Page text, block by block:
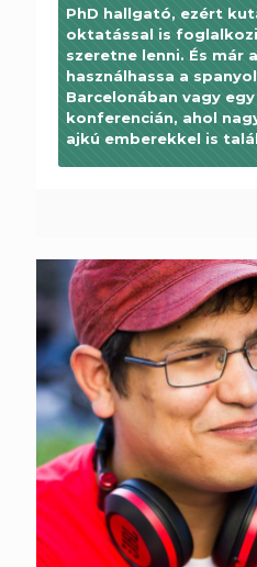
PhD hallgató, ezért
oktatással is
szeretne lenni. És már
használhassa a
Barcelonában vagy
konferencián, ahol
ajkú emberekkel is